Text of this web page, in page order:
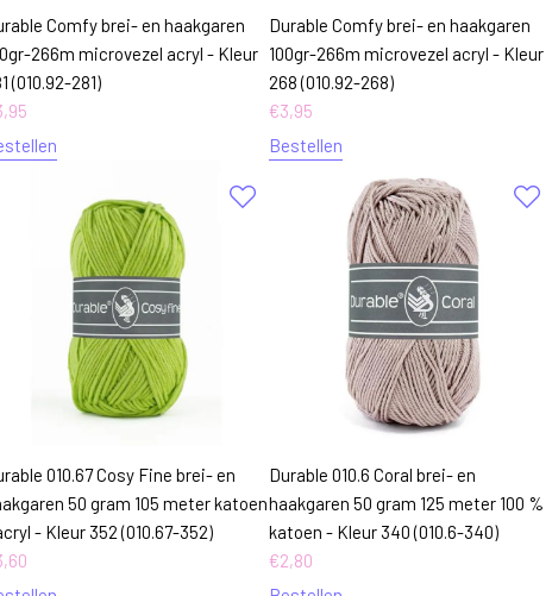
Comfy brei- en haakgaren
266m microvezel acryl - Kleur
(010.92-281)
Durable Comfy brei- en haakgaren
100gr-266m microvezel acryl - Kleur
268 (010.92-268)
€3,95
Bestellen
010.67 Cosy Fine brei- en
50 gram 105 meter katoen
- Kleur 352 (010.67-352)
Durable 010.6 Coral brei- en
haakgaren 50 gram 125 meter 100 %
katoen - Kleur 340 (010.6-340)
€2,80